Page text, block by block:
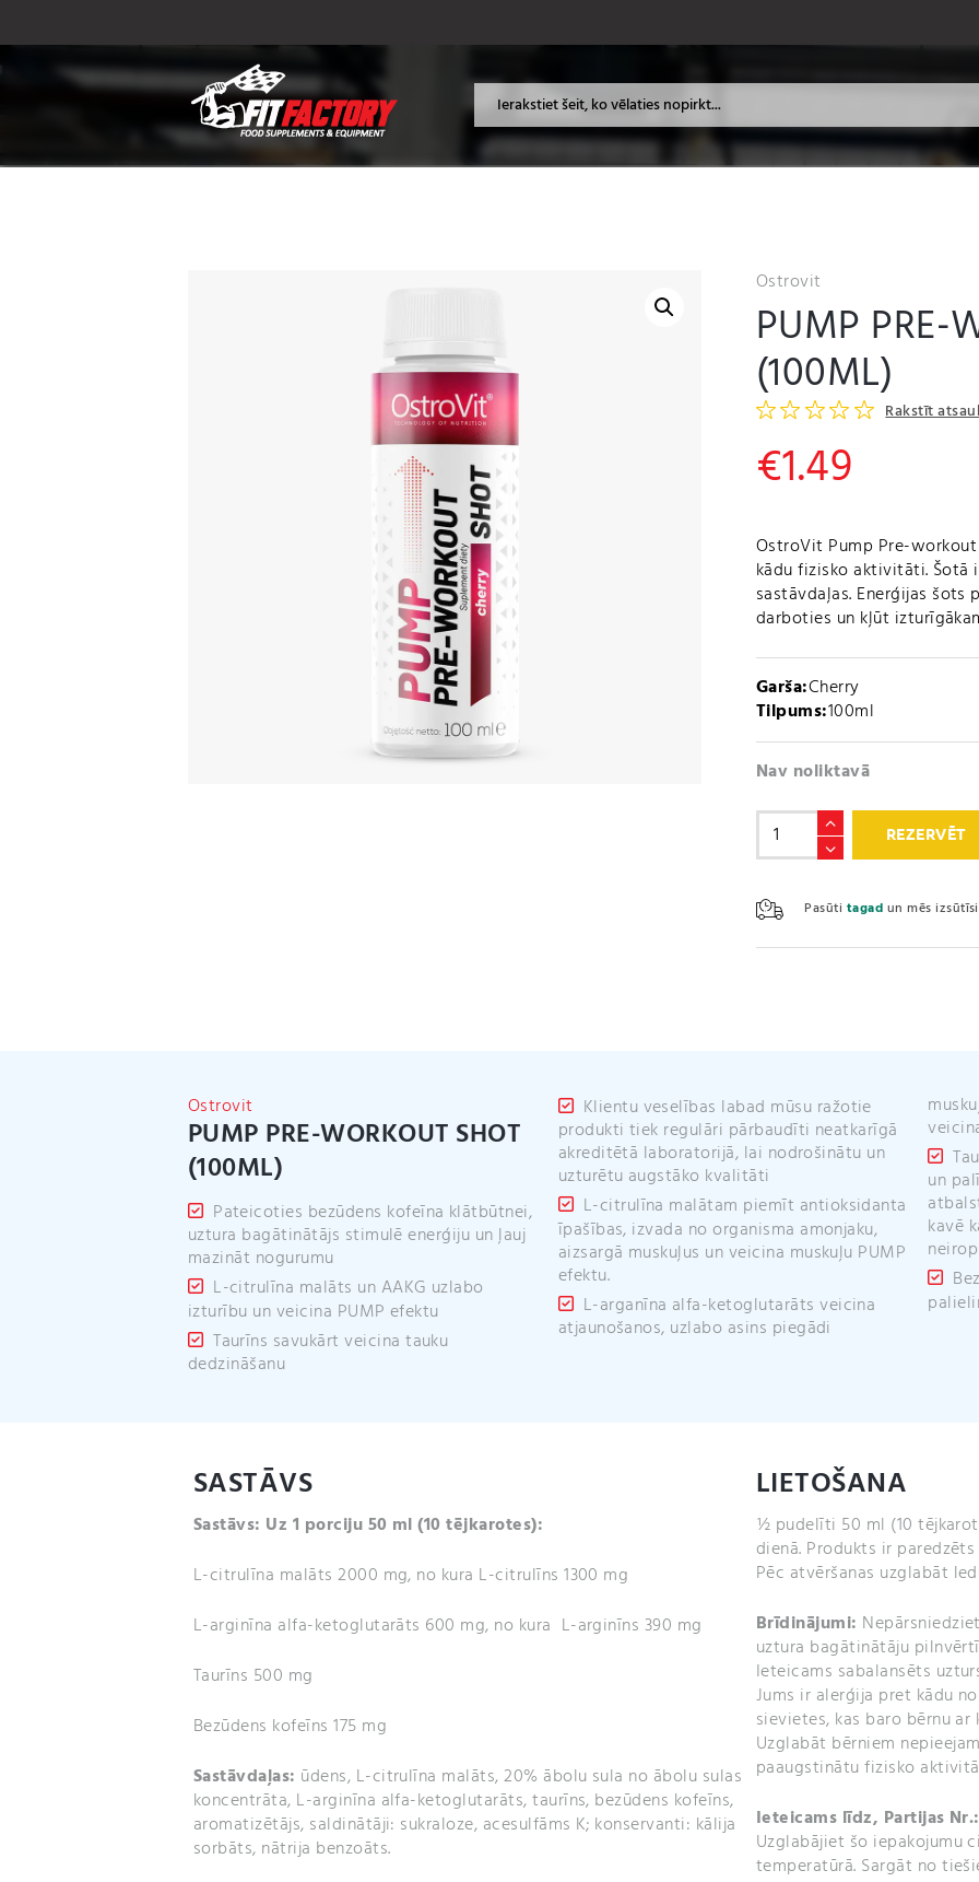
Ostrovit
PUMP PRE-
(100ML)
Rakstīt
€1.49
OstroVit Pump Pre-
kādu fizisko aktivitāti. Šotā
sastāvdaļas. Enerģijas šots
darboties un kļūt
Garša:Cherry
Tilpums:100ml
Nav noliktavā
Pump
Pre-
SHOT
(100ml)
daudzums
REZERVĒT
Pasūti tagad un mēs
Ostrovit
PUMP PRE-WORKOUT SHOT
(100ML)
Pateicoties bezūdens kofeīna klātbūtnei,
uztura bagātinātājs stimulē enerģiju un ļauj
mazināt nogurumu
L-citrulīna malāts un AAKG uzlabo
izturību un veicina PUMP efektu
Taurīns savukārt veicina tauku
dedzināšanu
Klientu veselības labad mūsu ražotie
produkti tiek regulāri pārbaudīti neatkarīgā
akreditētā laboratorijā, lai nodrošinātu un
uzturētu augstāko kvalitāti
L-citrulīna malātam piemīt antioksidanta
īpašības, izvada no organisma amonjaku,
aizsargā muskuļus un veicina muskuļu PUMP
efektu.
L-arganīna alfa-ketoglutarāts veicina
atjaunošanos, uzlabo asins piegādi
un
kavē
SASTĀVS
Sastāvs: Uz 1 porciju 50 ml (10 tējkarotes):
L-citrulīna malāts 2000 mg, no kura L-citrulīns 1300 mg
L-arginīna alfa-ketoglutarāts 600 mg, no kura L-arginīns 390 mg
Taurīns 500 mg
Bezūdens kofeīns 175 mg
Sastāvdaļas: ūdens, L-citrulīna malāts, 20% ābolu sula no ābolu sulas
koncentrāta, L-arginīna alfa-ketoglutarāts, taurīns, bezūdens kofeīns,
aromatizētājs, saldinātāji: sukraloze, acesulfāms K; konservanti: kālija
sorbāts, nātrija benzoāts.
LIETOŠANA
½ pudelīti 50 ml (10
dienā. Produkts ir
Pēc atvēršanas uzglabāt
Brīdinājumi:
uztura bagātinātāju
Ieteicams sabalansēts
Jums ir alerģija pret kādu
sievietes, kas baro bērnu
Uzglabāt bērniem
paaugstinātu fizisko
Ieteicams līdz, Partijas Nr.:
Uzglabājiet šo iepakojumu
temperatūrā. Sargāt no